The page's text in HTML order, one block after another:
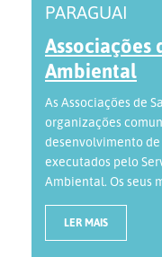
PARAGUAI
Associações
Ambiental
As Associações de
organizações
desenvolvimento
executados pelo
Ambiental. Os seus
LER MAIS